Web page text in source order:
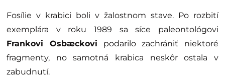
Fosílie v krabici boli v žalostnom stave. Po rozbití
exemplára v roku 1989 sa síce paleontológovi
Frankovi Osbæckovi podarilo zachrániť niektoré
fragmenty, no samotná krabica neskôr ostala v
zabudnutí.